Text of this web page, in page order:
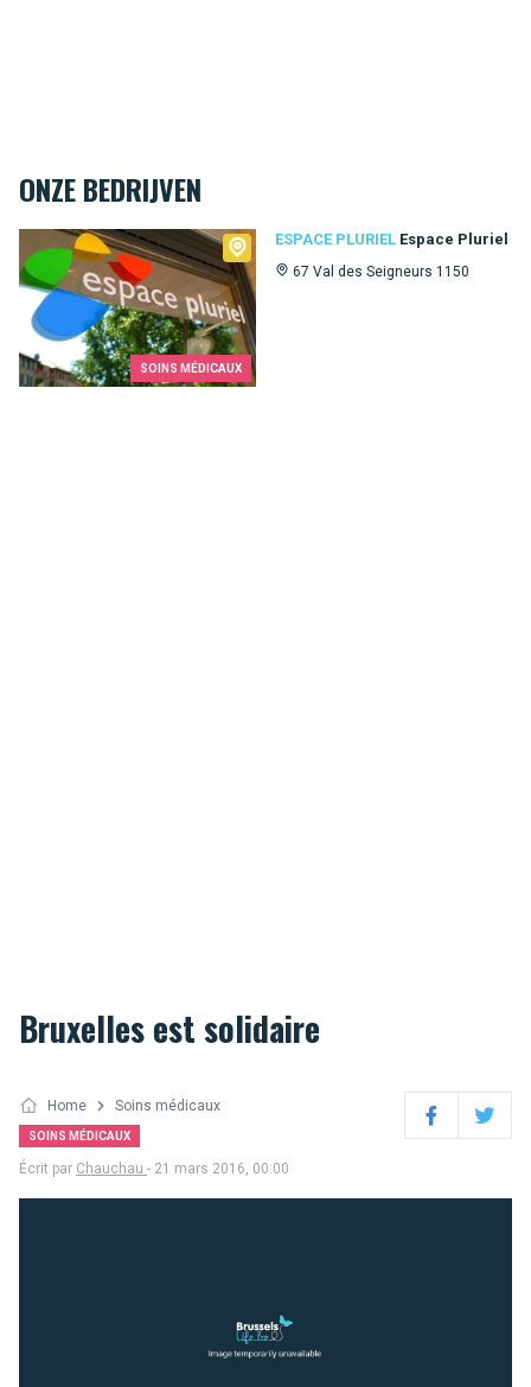
ONZE BEDRIJVEN
SOINS MÉDICAUX
ESPACE PLURIEL Espace Pluriel
67 Val des Seigneurs 1150
Espace Pluriel
Bruxelles est solidaire
Home Soins médicaux
SOINS MÉDICAUX FacebookTwitter
Écrit par Chauchau - 21 mars 2016, 00:00